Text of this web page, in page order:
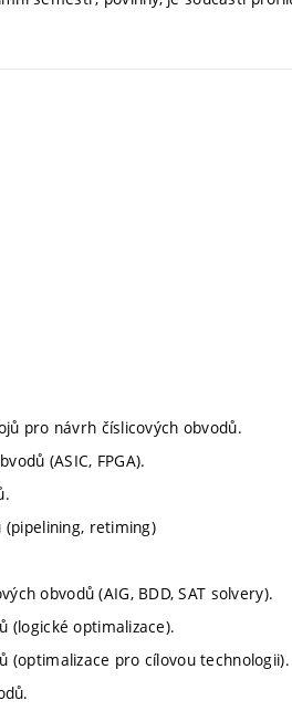
pro návrh číslicových obvodů.
(ASIC, FPGA).
(pipelining, retiming)
obvodů (AIG, BDD, SAT solvery).
(logické optimalizace).
(optimalizace pro cílovou technologii).